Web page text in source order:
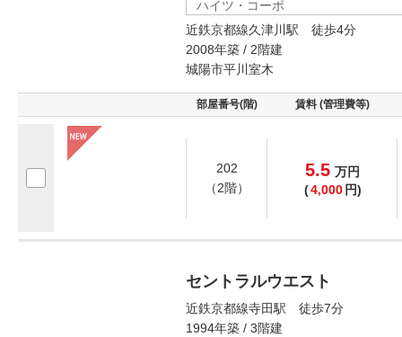
ハイツ・コーポ
近鉄京都線久津川駅 徒歩4分
2008年築 / 2階建
城陽市平川室木
部屋番号(階) 賃料 (管理費等)
202
（2階）
5.5 万円
(4,000 円)
セントラルウエスト
近鉄京都線寺田駅 徒歩7分
1994年築 / 3階建